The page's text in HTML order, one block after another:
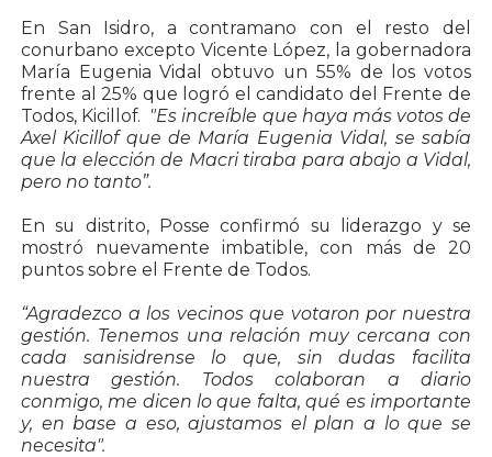
En San Isidro, a contramano con el resto del
conurbano excepto Vicente López, la gobernadora
María Eugenia Vidal obtuvo un 55% de los votos
frente al 25% que logró el candidato del Frente de
Todos, Kicillof. "Es increíble que haya más votos de
Axel Kicillof que de María Eugenia Vidal, se sabía
que la elección de Macri tiraba para abajo a Vidal,
pero no tanto”.
En su distrito, Posse confirmó su liderazgo y se
mostró nuevamente imbatible, con más de 20
puntos sobre el Frente de Todos.
“Agradezco a los vecinos que votaron por nuestra
gestión. Tenemos una relación muy cercana con
cada sanisidrense lo que, sin dudas facilita
nuestra gestión. Todos colaboran a diario
conmigo, me dicen lo que falta, qué es importante
y, en base a eso, ajustamos el plan a lo que se
necesita".